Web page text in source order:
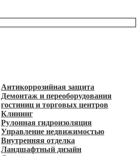
Антикоррозийная защита
Демонтаж и переоборудования
гостиниц и торговых центров
Клининг
Рулонная гидроизоляция
Управление недвижимостью
Внутренняя отделка
Ландшафтный дизайн